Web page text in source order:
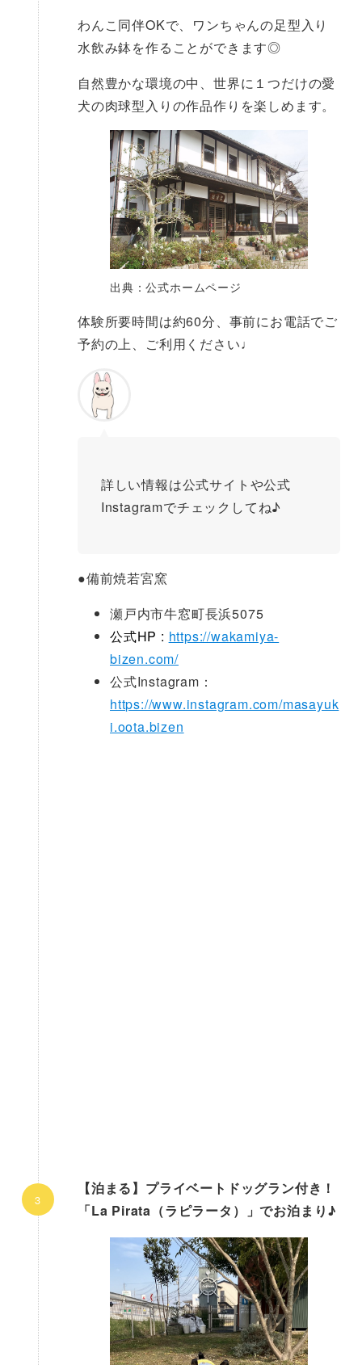
わんこ同伴OKで、ワンちゃんの足型入り
水飲み鉢を作ることができます◎
自然豊かな環境の中、世界に１つだけの愛
犬の肉球型入りの作品作りを楽しめます。
出典：公式ホームページ
体験所要時間は約60分、事前にお電話でご
予約の上、ご利用ください♩
詳しい情報は公式サイトや公式
Instagramでチェックしてね♪
●備前焼若宮窯
瀬戸内市牛窓町長浜5075
公式HP : https://wakamiya-
bizen.com/
公式Instagram：
https://www.instagram.com/masayuk
i.oota.bizen
【泊まる】プライベートドッグラン付き！
「La Pirata（ラピラータ）」でお泊まり♪